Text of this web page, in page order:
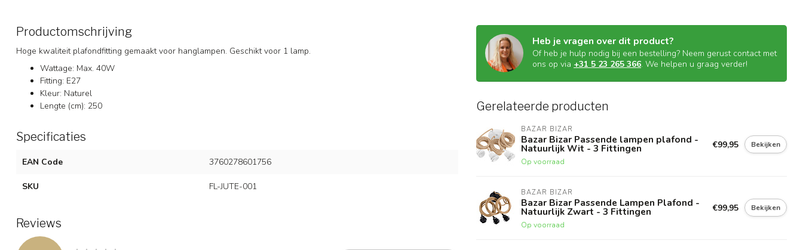
Productomschrijving
Hoge kwaliteit plafondfitting gemaakt voor hanglampen. Geschikt voor 1 lamp.
Wattage: Max. 40W
Fitting: E27
Kleur: Naturel
Lengte (cm): 250
Specificaties
EAN Code 3760278601756
SKU FL-JUTE-001
Reviews
Heb je vragen over dit product?
Of heb je hulp nodig bij een bestelling? Neem gerust contact met
ons op via +31 5 23 265 366. We helpen u graag verder!
Gerelateerde producten
BAZAR BIZAR
Bazar Bizar Passende lampen plafond -
Natuurlijk Wit - 3 Fittingen
Op voorraad
€99,95 Bekijken
BAZAR BIZAR
Bazar Bizar Passende Lampen Plafond -
Natuurlijk Zwart - 3 Fittingen
Op voorraad
€99,95 Bekijken